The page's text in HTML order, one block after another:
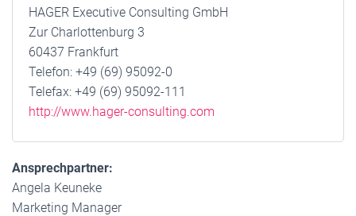
HAGER Executive Consulting GmbH
Zur Charlottenburg 3
60437 Frankfurt
Telefon: +49 (69) 95092-0
Telefax: +49 (69) 95092-111
http://www.hager-consulting.com
Ansprechpartner:
Angela Keuneke
Marketing Manager